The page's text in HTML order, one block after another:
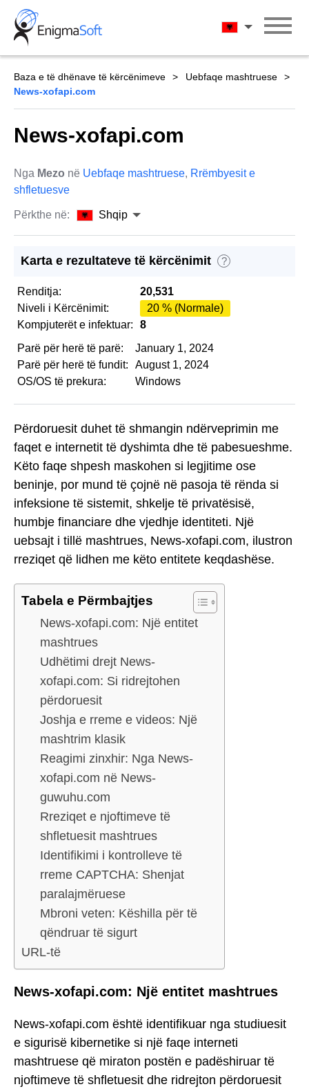
Skip
content
Shqip
Baza e të dhënave të kërcënimeve
Uebfaqe mashtruese
News-xofapi.com
News-xofapi.com
Nga Mezo në Uebfaqe mashtruese, Rrëmbyesit e
shfletuesve
Përkthe në: Shqip
Karta e rezultateve të kërcënimit ?
Renditja:
20,531
Niveli i Kërcënimit:
20 % (Normale)
Kompjuterët e infektuar:
8
Parë për herë të parë:
January 1, 2024
Parë për herë të fundit:
August 1, 2024
OS/OS të prekura:
Windows
Përdoruesit duhet të shmangin ndërveprimin me
faqet e internetit të dyshimta dhe të pabesueshme.
Këto faqe shpesh maskohen si legjitime ose
beninje, por mund të çojnë në pasoja të rënda si
infeksione të sistemit, shkelje të privatësisë,
humbje financiare dhe vjedhje identiteti. Një
uebsajt i tillë mashtrues, News-xofapi.com, ilustron
rreziqet që lidhen me këto entitete keqdashëse.
Tabela e Përmbajtjes
News-xofapi.com: Një entitet
mashtrues
Udhëtimi drejt News-
xofapi.com: Si ridrejtohen
përdoruesit
Joshja e rreme e videos: Një
mashtrim klasik
Reagimi zinxhir: Nga News-
xofapi.com në News-
guwuhu.com
Rreziqet e njoftimeve të
shfletuesit mashtrues
Identifikimi i kontrolleve të
rreme CAPTCHA: Shenjat
paralajmëruese
Mbroni veten: Këshilla për të
qëndruar të sigurt
URL-të
News-xofapi.com: Një entitet mashtrues
News-xofapi.com është identifikuar nga studiuesit
e sigurisë kibernetike si një faqe interneti
mashtruese që miraton postën e padëshiruar të
njoftimeve të shfletuesit dhe ridrejton përdoruesit